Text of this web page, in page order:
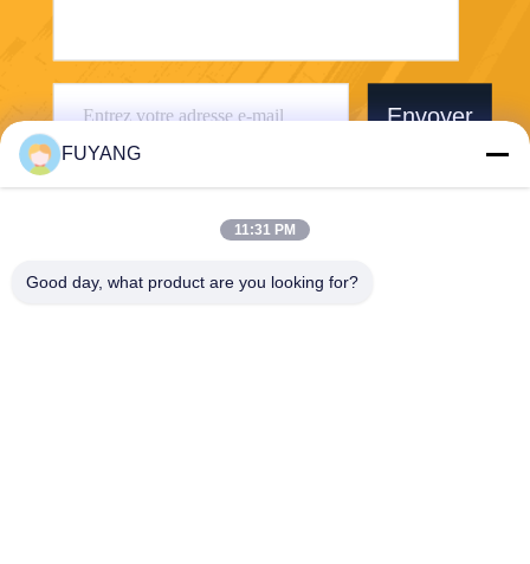
Envoyer
Shenzhen FUYANG Technology Group Co.
FUYANG
11:31 PM
Good day, what product are you looking for?